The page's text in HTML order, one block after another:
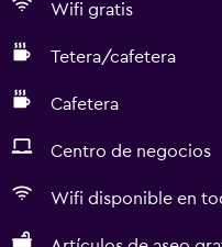
Wifi gratis
Tetera/cafetera
Cafetera
Centro de negocios
Wifi disponible en